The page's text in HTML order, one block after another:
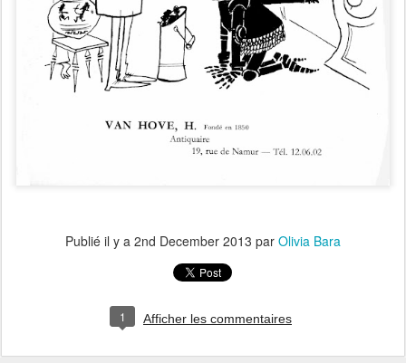
Publié il y a 2nd December 2013 par Olivia Bara
1 Afficher les commentaires